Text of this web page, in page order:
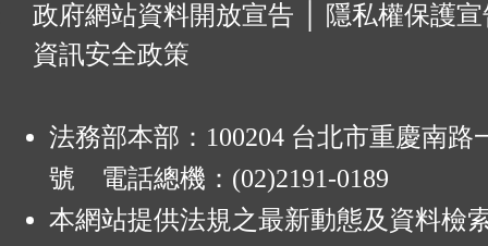
政府網站資料開放宣告
隱私權保護
資訊安全政策
法務部本部：100204 台北市重慶南路
號 電話總機：(02)2191-0189
本網站提供法規之最新動態及資料檢